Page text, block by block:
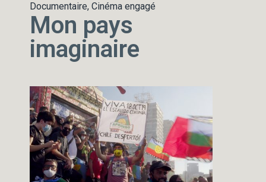
Documentaire, Cinéma engagé
Mon pays
imaginaire